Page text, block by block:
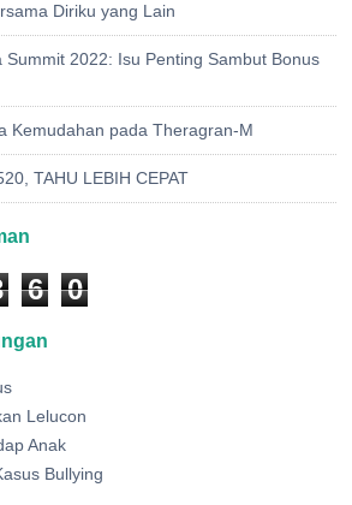
Diriku yang Lain
Summit 2022: Isu Penting Sambut Bonus
Kemudahan pada Theragran-M
TAHU LEBIH CEPAT
6 0
Lelucon
Anak
Bullying